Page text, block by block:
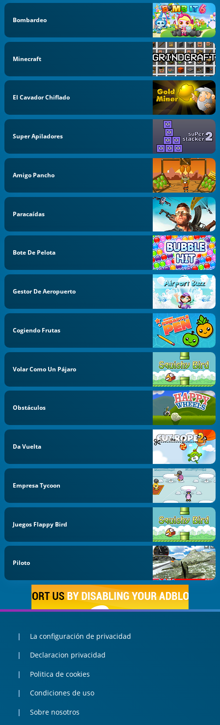
Bombardeo
Minecraft
El Cavador Chiflado
Super Apiladores
Amigo Pancho
Paracaídas
Bote De Pelota
Gestor De Aeropuerto
Cogiendo Frutas
Volar Como Un Pájaro
Obstáculos
Da Vuelta
Empresa Tycoon
Juegos Flappy Bird
Piloto
La configuración de privacidad
Declaracion privacidad
Politica de cookies
Condiciones de uso
Sobre nosotros